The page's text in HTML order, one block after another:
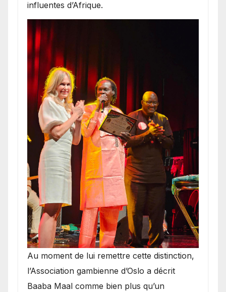
influentes d’Afrique.
​Au moment de lui remettre cette distinction,
l’Association gambienne d’Oslo a décrit
Baaba Maal comme bien plus qu’un